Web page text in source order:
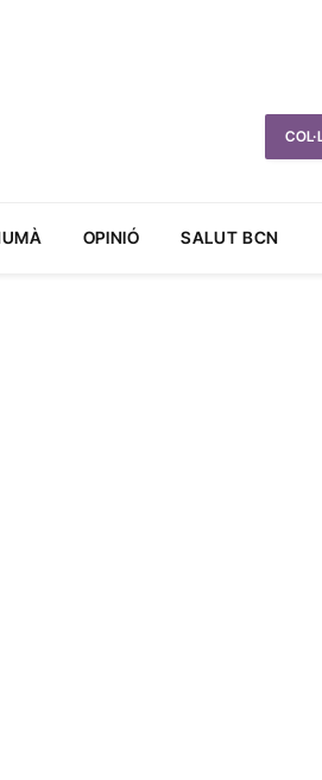
OPINIÓ SALUT BCN